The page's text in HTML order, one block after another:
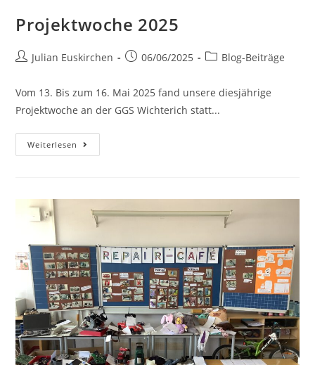
Projektwoche 2025
Julian Euskirchen 06/06/2025 Blog-Beiträge
Vom 13. Bis zum 16. Mai 2025 fand unsere diesjährige
Projektwoche an der GGS Wichterich statt...
Weiterlesen